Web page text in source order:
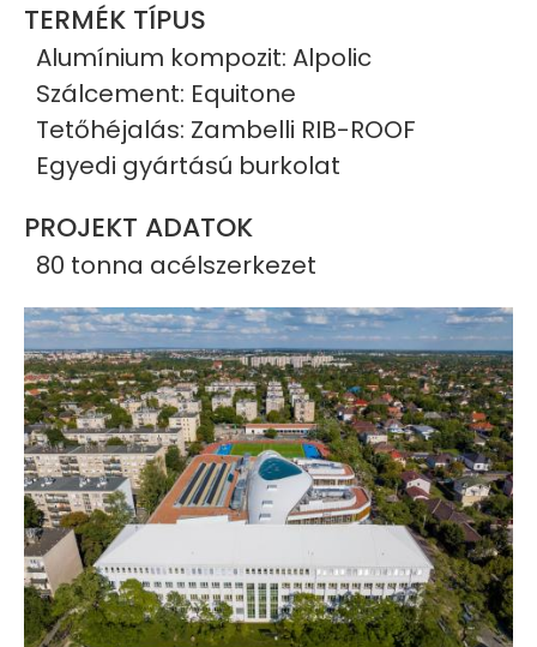
TERMÉK TÍPUS
Alumínium kompozit: Alpolic
Szálcement: Equitone
Tetőhéjalás: Zambelli RIB-ROOF
Egyedi gyártású burkolat
PROJEKT ADATOK
80 tonna acélszerkezet